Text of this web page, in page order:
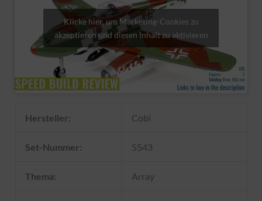
Klicke hier, um Marketing-Cookies zu
akzeptieren und diesen Inhalt zu aktivieren
Hersteller: Cobi
Set-Nummer: 5543
Thema: Array